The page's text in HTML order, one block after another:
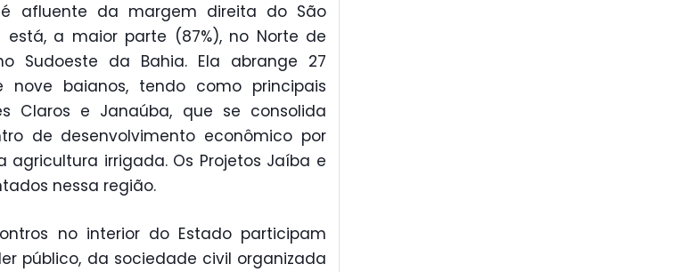
afluente da margem direita do São
está, a maior parte (87%), no Norte de
Sudoeste da Bahia. Ela abrange 27
nove baianos, tendo como principais
Claros e Janaúba, que se consolida
de desenvolvimento econômico por
agricultura irrigada. Os Projetos Jaíba e
nessa região.
no interior do Estado participam
público, da sociedade civil organizada